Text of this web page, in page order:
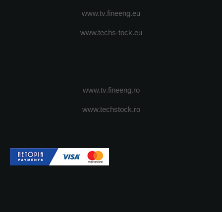
www.tv.fineeng.eu
www.techs-tock.eu
www.tv.fineeng.ro
www.techstock.ro